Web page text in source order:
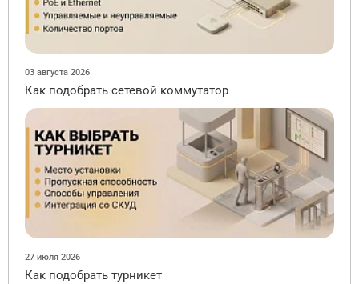
03 августа 2026
Как подобрать сетевой коммутатор
27 июля 2026
Как подобрать турникет